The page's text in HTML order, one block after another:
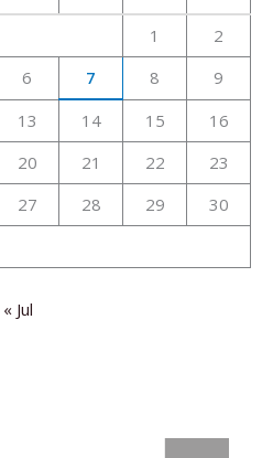
1
2
6 7 8
9
13 14 15
16
20 21 22
23
27 28 29
30
« Jul